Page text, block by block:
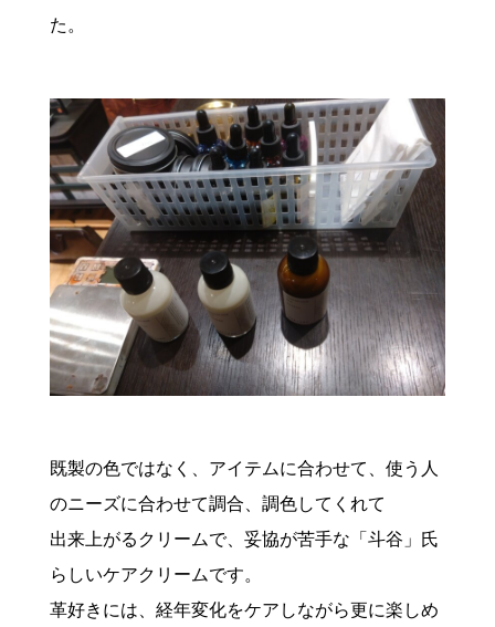
た。
既製の色ではなく、アイテムに合わせて、使う人
のニーズに合わせて調合、調色してくれて
出来上がるクリームで、妥協が苦手な「斗谷」氏
らしいケアクリームです。
革好きには、経年変化をケアしながら更に楽しめ